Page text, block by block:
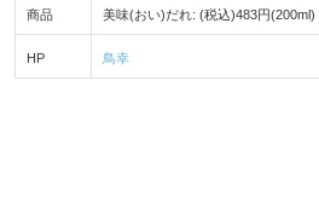
商品 美味(おい)だれ: (税込)483円(200ml)
HP 鳥幸